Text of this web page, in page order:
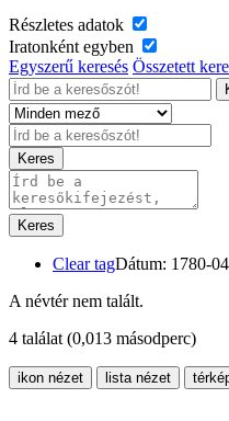
Részletes adatok
Iratonként egyben
Egyszerű keresés Összetett
Keres
Keres
Clear tagDátum: 1780-04
A névtér nem talált.
4 találat (0,013 másodperc)
ikon nézet lista nézet